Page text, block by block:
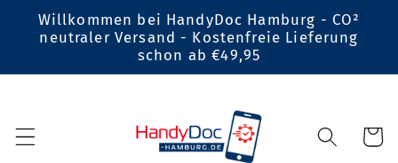
zum
Inhalt
Willkommen bei HandyDoc Hamburg - CO²
neutraler Versand - Kostenfreie Lieferung
schon ab €49,95